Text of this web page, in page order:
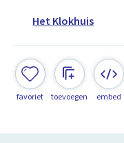
Het Klokhuis
favoriet toevoegen embed